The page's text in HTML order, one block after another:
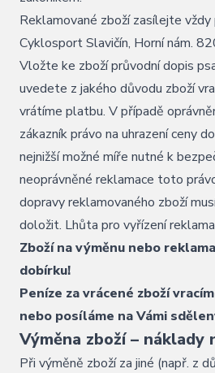
Reklamované zboží zasílejte vždy
Cyklosport Slavičín, Horní nám.
Vložte ke zboží průvodní dopis
uvedete z jakého důvodu zboží
vrátíme platbu. V případě
zákazník právo na uhrazení ceny
nejnižší možné míře nutné k
neoprávněné reklamace toto
dopravy reklamovaného zboží
doložit. Lhůta pro vyřízení
Zboží na výměnu nebo
dobírku!
Peníze za vrácené zboží
nebo posíláme na Vámi
Výměna zboží – náklady
Při výměně zboží za jiné (např. z